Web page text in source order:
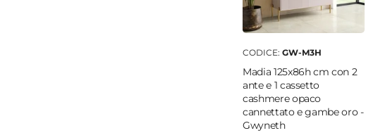
CODICE: GW-M3H
Madia 125x86h cm con 2
ante e 1 cassetto
cashmere opaco
cannettato e gambe oro -
Gwyneth